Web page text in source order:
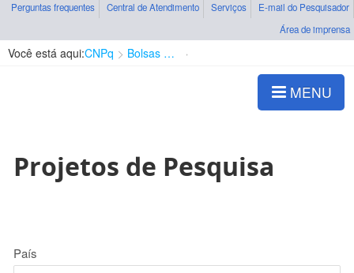
Perguntas frequentes Central de Atendimento Serviços
E-mail do Pesquisador
Área de imprensa
Você está aqui:CNPq Bolsas e Auxílios Vigentes
MENU
Projetos de Pesquisa
País